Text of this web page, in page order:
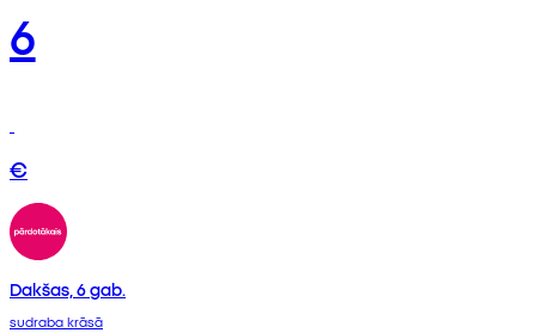
6
€
Dakšas, 6 gab.
sudraba krāsā